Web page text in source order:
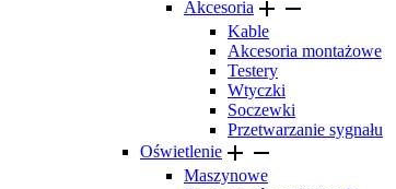
Akcesoria  
Kable
Akcesoria montażowe
Testery
Wtyczki
Soczewki
Przetwarzanie sygnału
Oświetlenie  
Maszynowe